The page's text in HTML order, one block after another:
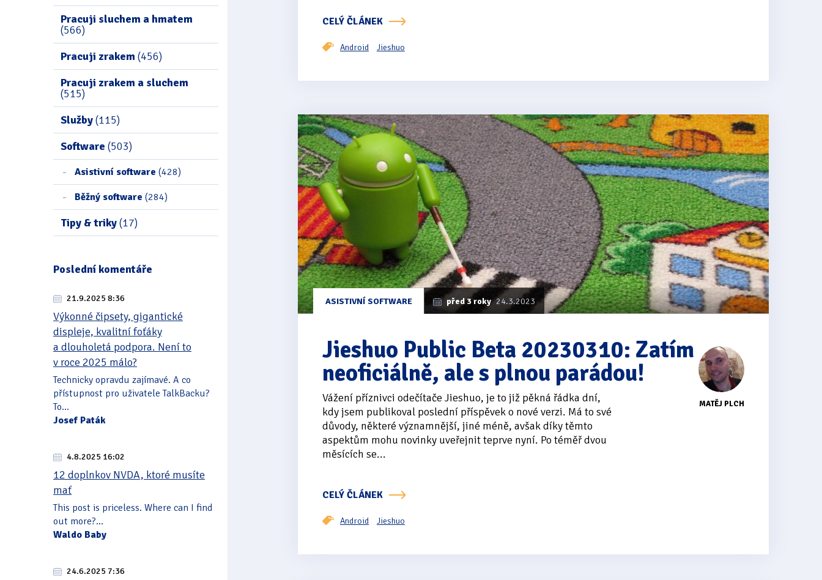
Pracuji sluchem a hmatem
(566)
Pracuji zrakem(456)
Pracuji zrakem a sluchem
(515)
Služby(115)
Software (503)
Asistivní software (428)
Běžný software (284)
Tipy & triky(17)
Poslední komentáře
21.9.2025 8:36
Výkonné čipsety, gigantické
displeje, kvalitní foťáky
a dlouholetá podpora. Není to
v roce 2025 málo?
Technicky opravdu zajímavé. A co
přístupnost pro uživatele TalkBacku?
To...
Josef Paták
4.8.2025 16:02
12 doplnkov NVDA, ktoré musíte
mať
This post is priceless. Where can I find
out more?...
Waldo Baby
24.6.2025 7:36
CELÝ ČLÁNEK
Android Jieshuo
ASISTIVNÍ SOFTWARE před 3 roky 24.3.2023
MATĚJ PLCH
Jieshuo Public Beta 20230310: Zatím
neoficiálně, ale s plnou parádou!
Vážení příznivci odečítače Jieshuo, je to již pěkná řádka dní,
kdy jsem publikoval poslední příspěvek o nové verzi. Má to své
důvody, některé významnější, jiné méně, avšak díky těmto
aspektům mohu novinky uveřejnit teprve nyní. Po téměř dvou
měsících se...
CELÝ ČLÁNEK
Android Jieshuo